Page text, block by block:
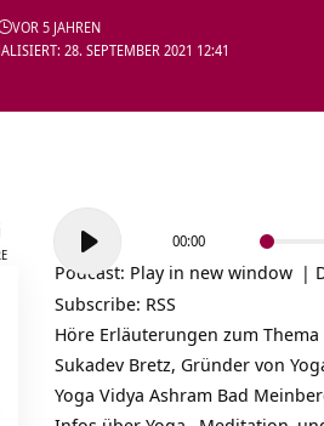
28. SEPTEMBER 2021 12:41
VOR 5 JAHREN
Player
00:00
Podcast: Play in new window |
Subscribe: RSS
Höre Erläuterungen zum
Sukadev Bretz, Gründer von
Yoga Vidya Ashram Bad